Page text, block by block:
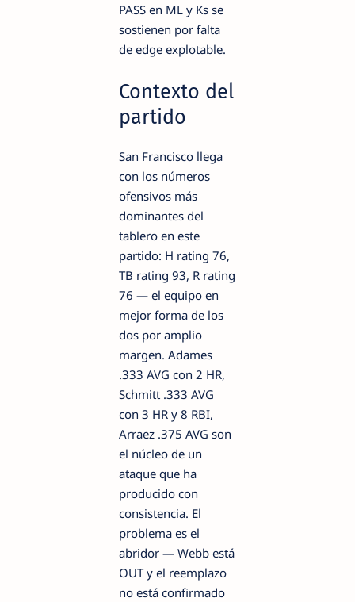
PASS en ML y Ks se
sostienen por falta
de edge explotable.
Contexto del
partido
San Francisco llega
con los números
ofensivos más
dominantes del
tablero en este
partido: H rating 76,
TB rating 93, R rating
76 — el equipo en
mejor forma de los
dos por amplio
margen. Adames
.333 AVG con 2 HR,
Schmitt .333 AVG
con 3 HR y 8 RBI,
Arraez .375 AVG son
el núcleo de un
ataque que ha
producido con
consistencia. El
problema es el
abridor — Webb está
OUT y el reemplazo
no está confirmado